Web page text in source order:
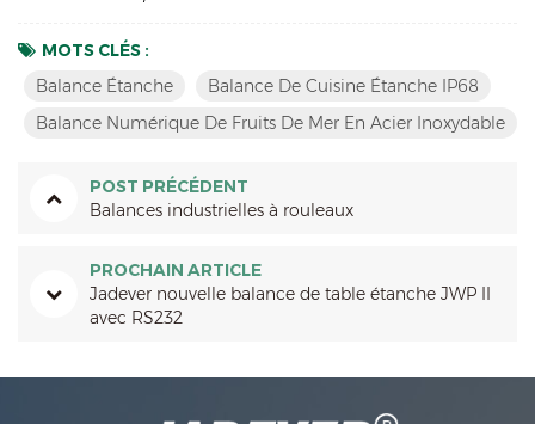
MOTS CLÉS :
Balance Étanche
Balance De Cuisine Étanche IP68
Balance Numérique De Fruits De Mer En Acier Inoxydable
POST PRÉCÉDENT
Balances industrielles à rouleaux
PROCHAIN ARTICLE
Jadever nouvelle balance de table étanche JWP II
avec RS232